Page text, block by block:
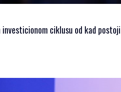
investicionom ciklusu od kad postoji